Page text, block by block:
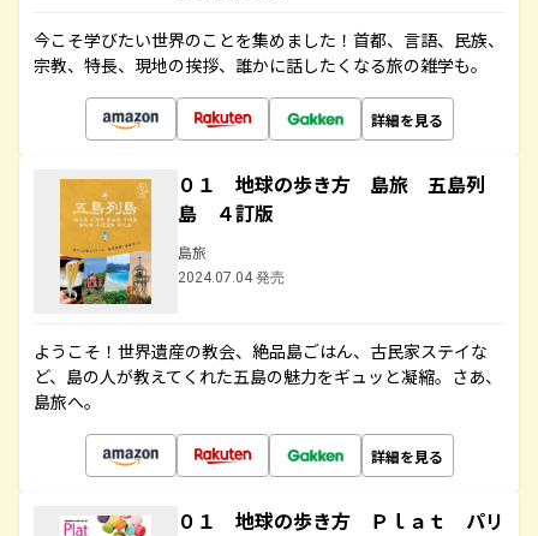
今こそ学びたい世界のことを集めました！首都、言語、民族、
宗教、特長、現地の挨拶、誰かに話したくなる旅の雑学も。
詳細を見る
０１ 地球の歩き方 島旅 五島列
島 ４訂版
島旅
2024.07.04 発売
ようこそ！世界遺産の教会、絶品島ごはん、古民家ステイな
ど、島の人が教えてくれた五島の魅力をギュッと凝縮。さあ、
島旅へ。
詳細を見る
０１ 地球の歩き方 Ｐｌａｔ パリ